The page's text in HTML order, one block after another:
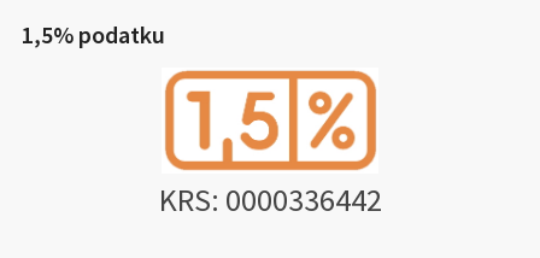
1,5% podatku
KRS: 0000336442